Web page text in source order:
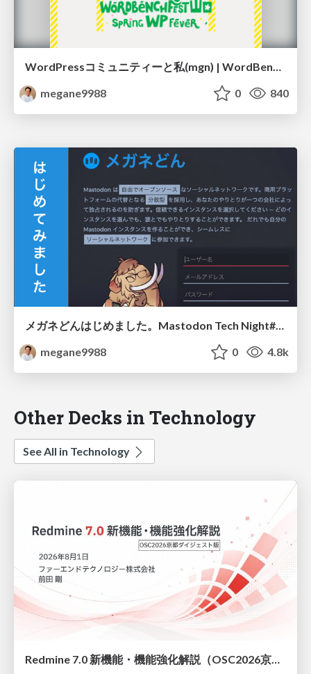
WordPressコミュニティーと私(mgn) | WordBench Fest.山口 -Spring WP Fever-
megane9988
0 840
メガネどんはじめました。Mastodon Tech Night#1 (旧題: Mastodonを支える技術を探る)
megane9988
0 4.8k
Other Decks in Technology
See All in Technology